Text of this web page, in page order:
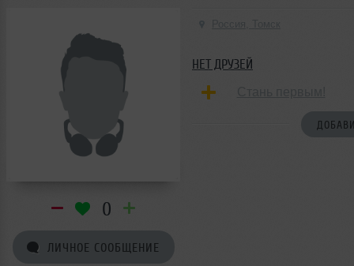
0
ЛИЧНОЕ СООБЩЕНИЕ
НЕТ ДРУЗЕЙ